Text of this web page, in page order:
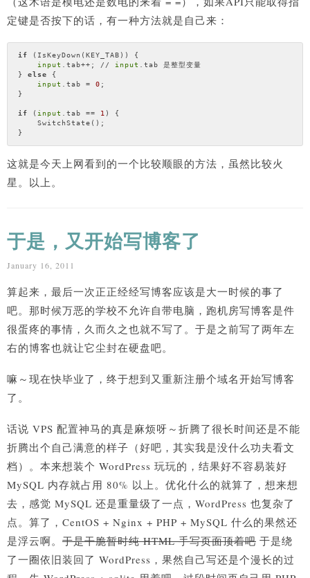
定键是否按下的话，有一种方法就是自己来：
if (IsKeyDown(KEY_TAB)) {
input
.tab++; // input
.tab 是整型变量
} else {
input
.tab = 0 ;
}
if ( input .tab == 1 ) {
    SwitchState();
这就是今天上网看到的一个比较顺眼的方法，虽然比较火
星。以上。
于是，又开始写博客了
January 16, 2011
算起来，最后一次正正经经写博客应该是大一时候的事了
吧。那时候万恶的学校不允许自带电脑，跑机房写博客是件
很蛋疼的事情，久而久之也就不写了。于是之前写了两年左
右的博客也就让它尘封在硬盘吧。
嘛～现在快毕业了，终于想到又重新注册个域名开始写博客
了。
话说 VPS 配置神马的真是麻烦呀～折腾了很长时间还是不能
折腾出个自己满意的样子（好吧，其实我是没什么功夫看文
档）。本来想装个 WordPress 玩玩的，结果好不容易装好
MySQL 内存就占用 80% 以上。优化什么的就算了，想来想
去，感觉 MySQL 还是重量级了一点，WordPress 也复杂了
点。算了，CentOS + Nginx + PHP + MySQL 什么的果然还
是浮云啊。 于是干脆暂时纯 HTML 手写页面顶着吧 于是绕
了一圈依旧装回了 WordPress，果然自己写还是个漫长的过